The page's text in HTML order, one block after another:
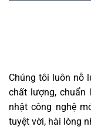
Chúng tôi luôn nỗ
chất lượng, chuẩn
nhật công nghệ
tuyệt vời, hài lòng